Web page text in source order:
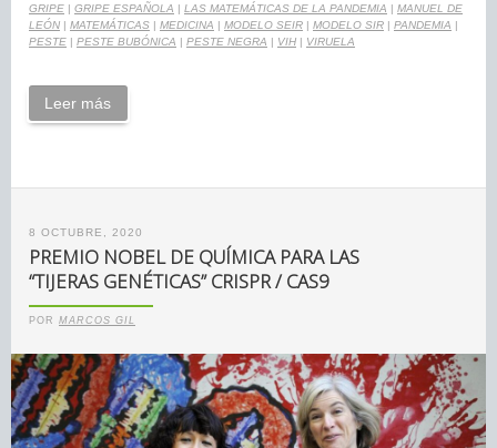
GRIPE | GRIPE ESPAÑOLA | LAS MATEMÁTICAS DE LA PANDEMIA | MANUEL DE
LEÓN | MATEMÁTICAS | MEDICINA | MODELO SEIR | MODELO SIR | PANDEMIA |
PESTE | PESTE BUBÓNICA | PESTE NEGRA | VIH | VIRUELA
Leer más
8 OCTUBRE, 2020
PREMIO NOBEL DE QUÍMICA PARA LAS
“TIJERAS GENÉTICAS” CRISPR / CAS9
POR MARCOS GIL